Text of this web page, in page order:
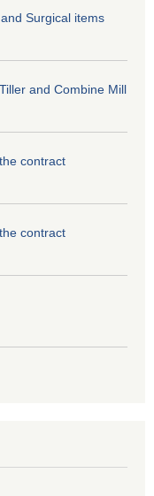
Surgical items
and Combine Mill
contract
contract